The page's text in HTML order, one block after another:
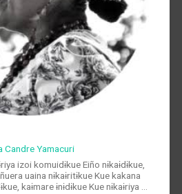
Candre Yamacuri
izoi komuidɨkue Eiño nɨkaɨdɨkue,
uaina nɨkaɨritɨkue Kue kakana
kaɨmare ɨnɨdɨkue Kue nɨkaɨriya …